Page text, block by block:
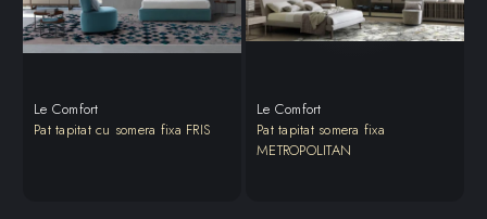
Le Comfort
Pat tapitat cu somera fixa FRIS
Le Comfort
Pat tapitat somera fixa
METROPOLITAN